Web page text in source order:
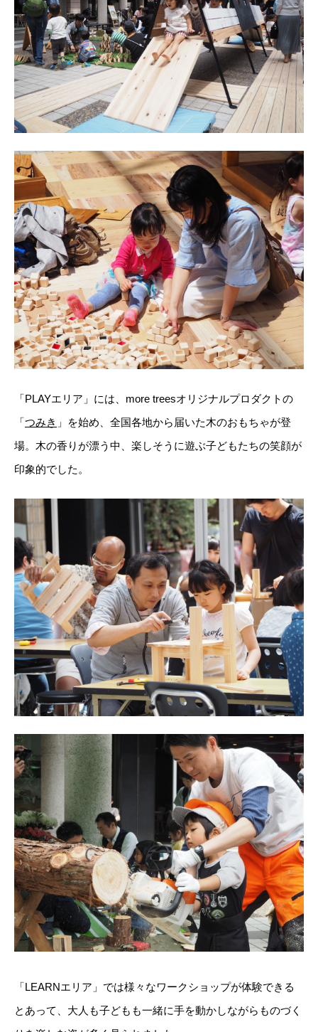
「PLAYエリア」には、more treesオリジナルプロダクトの
「つみき 」を始め、全国各地から届いた木のおもちゃが登
場。木の香りが漂う中、楽しそうに遊ぶ子どもたちの笑顔が
印象的でした。
「LEARNエリア」では様々なワークショップが体験できる
とあって、大人も子どもも一緒に手を動かしながらものづく